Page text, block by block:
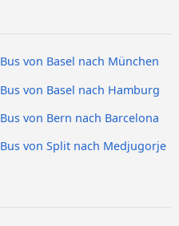
Bus von Basel nach München
Bus von Basel nach Hamburg
Bus von Bern nach Barcelona
Bus von Split nach Medjugorje